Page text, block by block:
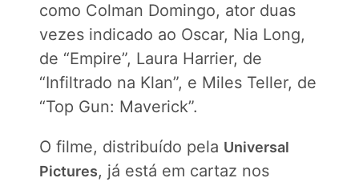
como Colman Domingo, ator duas
vezes indicado ao Oscar, Nia Long,
de “Empire”, Laura Harrier, de
“Infiltrado na Klan”, e Miles Teller, de
“Top Gun: Maverick”.
O filme, distribuído pela Universal
Pictures, já está em cartaz nos